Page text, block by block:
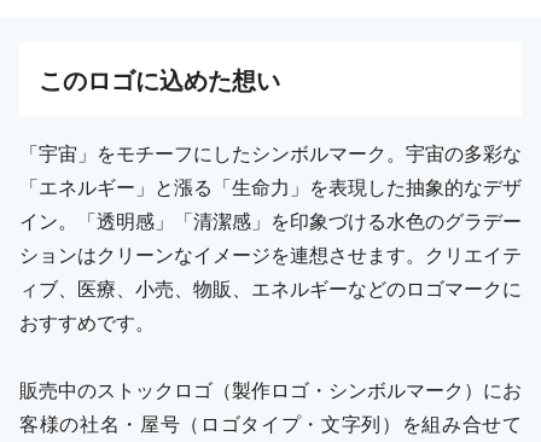
このロゴに込めた想い
「宇宙」をモチーフにしたシンボルマーク。宇宙の多彩な
「エネルギー」と漲る「生命力」を表現した抽象的なデザ
イン。「透明感」「清潔感」を印象づける水色のグラデー
ションはクリーンなイメージを連想させます。クリエイテ
ィブ、医療、小売、物販、エネルギーなどのロゴマークに
おすすめです。
販売中のストックロゴ（製作ロゴ・シンボルマーク）にお
客様の社名・屋号（ロゴタイプ・文字列）を組み合せて